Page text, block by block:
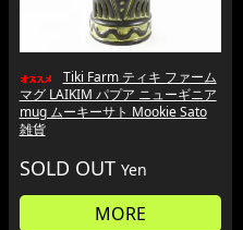
Tiki Farm ティキ ファーム
マグ LAIKIM パプア ニューギニア
mug ムーキーサト Mookie Sato
雑貨
SOLD OUT Yen
MORE